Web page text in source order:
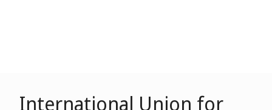
International Union for